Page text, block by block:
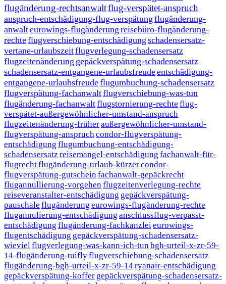
flugänderung-rechtsanwaltflug-verspätet-anspruch
anspruch-entschädigung-flug-verspätung flugänderung-
anwalteurowings-flugänderung reisebüro-flugänderung-
rechteflugverschiebung-entschädigung schadensersatz-
vertane-urlaubszeitflugverlegung-schadensersatz
flugzeitenänderung gepäckverspätung-schadensersatz
schadensersatz-entgangene-urlaubsfreudeentschädigung-
entgangene-urlaubsfreudeflugumbuchung-schadensersatz
flugverspätung-fachanwaltflugverschiebung-was-tun
flugänderung-fachanwaltflugstornierung-rechteflug-
verspätet-außergewöhnlicher-umstand-anspruch
flugzeitenänderung-früheraußergewöhnlicher-umstand-
flugverspätung-anspruch condor-flugverspätung-
entschädigung flugumbuchung-entschädigung-
schadensersatz reisemangel-entschädigung fachanwalt-für-
flugrechtflugänderung-urlaub-kürzercondor-
flugverspätung-gutschein fachanwalt-gepäckrecht
flugannullierung-vorgehen flugzeitenverlegung-rechte
reiseveranstalter-entschädigung gepäckverspätung-
pauschale flugänderung eurowings-flugänderung-rechte
flugannulierung-entschädigung anschlussflug-verpasst-
entschädigung flugänderung-fachkanzlei eurowings-
flugentschädigung gepäckverspätung-schadensersatz-
wieviel flugverlegung-was-kann-ich-tun bgh-urteil-x-zr-59-
14-flugänderung-tuiflyflugverschiebung-schadensersatz
flugänderung-bgh-urteil-x-zr-59-14ryanair-entschädigung
gepäckverspätung-koffer gepäckverspätung-schadensersatz-